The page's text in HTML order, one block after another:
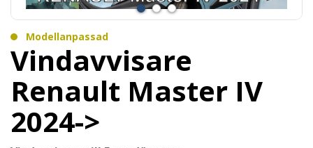
Modellanpassad
Vindavvisare
Renault Master IV
2024->